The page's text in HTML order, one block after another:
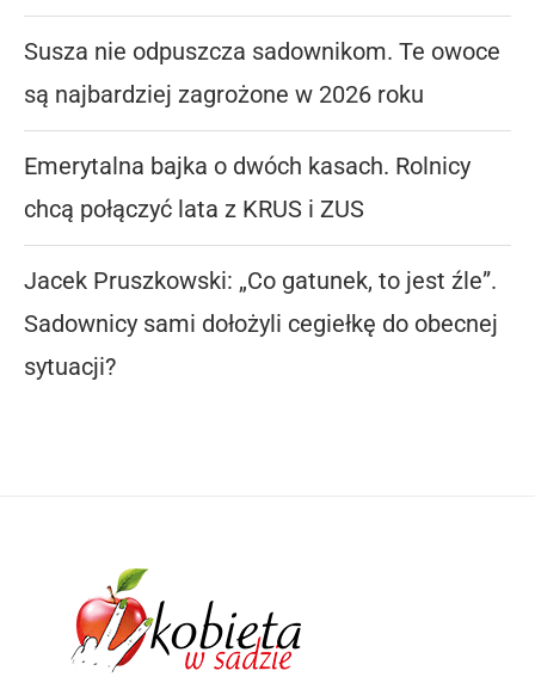
Susza nie odpuszcza sadownikom. Te owoce
są najbardziej zagrożone w 2026 roku
Emerytalna bajka o dwóch kasach. Rolnicy
chcą połączyć lata z KRUS i ZUS
Jacek Pruszkowski: „Co gatunek, to jest źle”.
Sadownicy sami dołożyli cegiełkę do obecnej
sytuacji?